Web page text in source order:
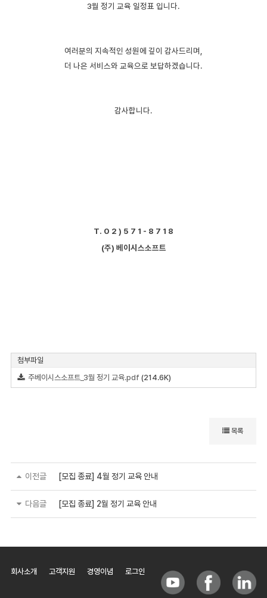
3월 정기 교육 일정표 입니다.
여러분의 지속적인 성원에 깊이 감사드리며,
더 나은 서비스와 교육으로 보답하겠습니다.
감사합니다.
T. 0 2 ) 5 7 1 - 8 7 1 8
(주) 베이시스소프트
첨부파일
주베이시스소프트_3월 정기 교육.pdf (214.6K)
목록
이전글 [모집 종료] 4월 정기 교육 안내
다음글 [모집 종료] 2월 정기 교육 안내
회사소개 고객지원 경영이념 로그인